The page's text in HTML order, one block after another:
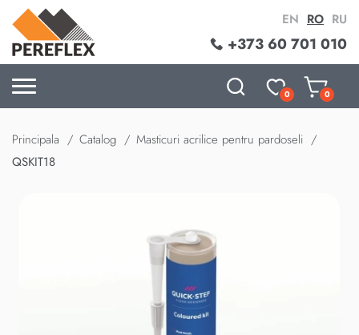
+373 60 701 010
EN RO RU
0 0
Principala Catalog
Masticuri acrilice pentru pardoseli
QSKIT18